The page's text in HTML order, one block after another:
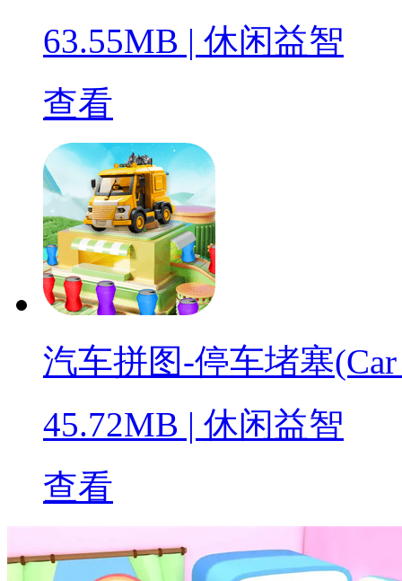
63.55MB | 休闲益智
查看
汽车拼图-停车堵塞(Car
45.72MB | 休闲益智
查看